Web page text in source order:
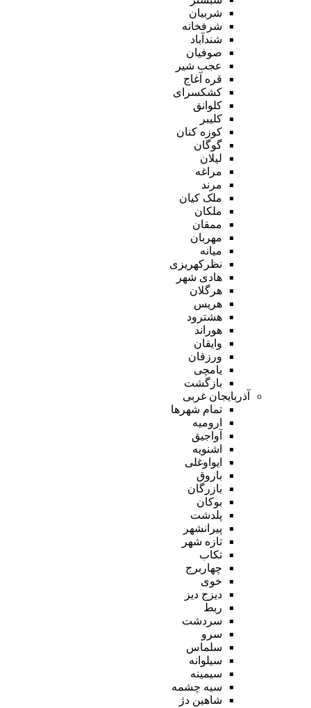
شربیان
شرفخانه
شندآباد
صوفیان
عجب شیر
قره آغاج
کشکسرای
کلوانق
کلیبر
کوزه کنان
گوگان
لیلان
مراغه
مرند
ملک کیان
ملکان
ممقان
مهربان
میانه
نظرکهریزی
هادی شهر
هرگلان
هریس
هشترود
هوراند
وایقان
ورزقان
یامچی
بازگشت
آذربایجان غربی
تمام شهر‌ها
ارومیه
آواجیق
اشنویه
ایواوغلی
باروق
بازرگان
بوکان
پلدشت
پیرانشهر
تازه شهر
تکاب
چهاربرج
خوی
دیزج دیز
ربط
سردشت
سرو
سلماس
سیلوانه
سیمینه
سیه چشمه
شاهین دژ